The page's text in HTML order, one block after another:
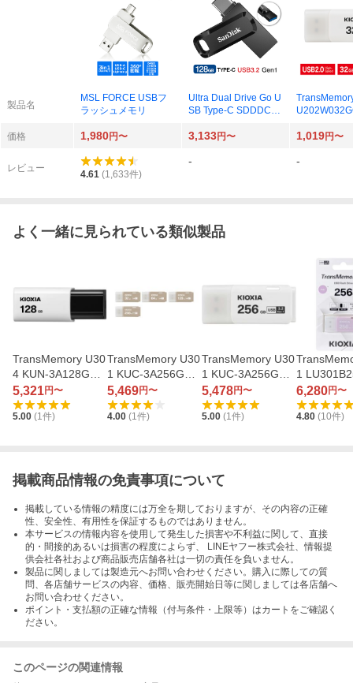
製品名
MSL FORCE USBフ
ラッシュメモリ
Ultra Dual Drive Go U
SB Type-C SDDDC3-
ブラック 海外パッケ
ケージ品）
価格 1,980円〜 3,133円〜 1,019円〜
レビュー
4.61 (1,633件)
- -
よく一緒に見られている類似製品
TransMemory U30
4 KUN-3A128GK
（128GB ブラッ
ク）
5,321円〜
5.00 (1 件)
TransMemory U30
1 KUC-3A256GH
（256GB ウォーム
グレー）
5,469円〜
4.00 (1 件)
TransMemory U30
1 KUC-3A256GW
（256GB ホワイ
ト）
5,478円〜
5.00 (1 件)
1
（256GB
海外パッ
品） × 1個
6,280円〜
4.80 (10件)
掲載商品情報の免責事項について
掲載している情報の精度には万全を期しておりますが、その内容の正確
性、安全性、有用性を保証するものではありません。
本サービスの情報内容を使用して発生した損害や不利益に関して、直接
的・間接的あるいは損害の程度によらず、 LINEヤフー株式会社、情報提
供会社各社および商品販売店舗各社は一切の責任を負いません。
製品に関しましては製造元へお問い合わせください。購入に際しての質
問、各店舗サービスの内容、価格、販売開始日等に関しましては各店舗へ
お問い合わせください。
ポイント・支払額の正確な情報（付与条件・上限等）はカートをご確認く
ださい。
このページの関連情報